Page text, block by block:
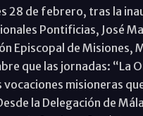
28 de febrero, tras la
Pontificias, José
Episcopal de
que las jornadas: “La
misioneras
la Delegación de